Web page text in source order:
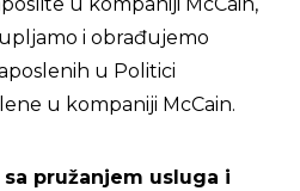
i obrađujemo
u Politici
u kompaniji McCain.
pružanjem usluga i